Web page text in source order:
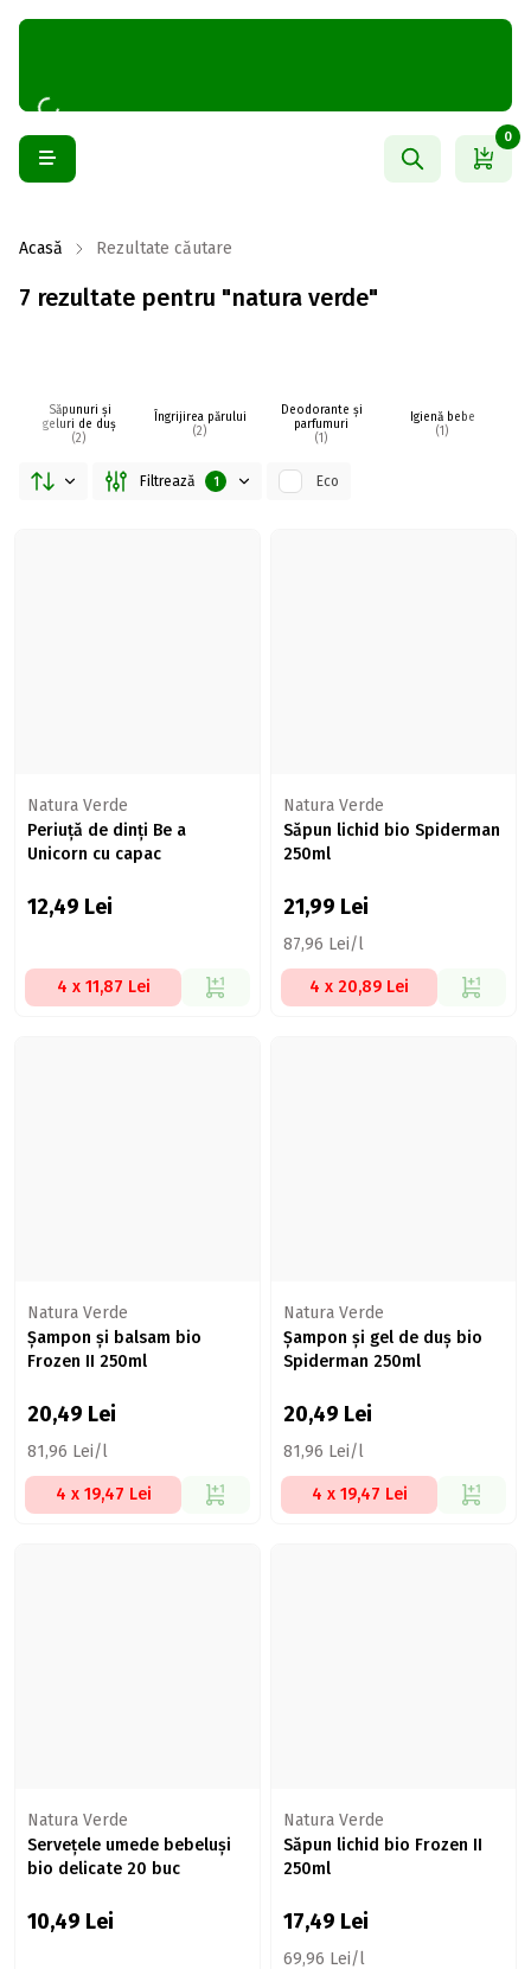
0
Acasă Rezultate căutare
7 rezultate pentru "natura verde"
Săpunuri și
geluri de duș
(2)
Îngrijirea părului
(2)
Deodorante și
parfumuri
(1)
Igienă bebe
(1)
Filtrează 1 Eco
Natura Verde
Periuță de dinți Be a
Unicorn cu capac
12,49 Lei
4 x 11,87 Lei
Natura Verde
Săpun lichid bio Spiderman
250ml
21,99 Lei
87,96 Lei/l
4 x 20,89 Lei
Natura Verde
Șampon și balsam bio
Frozen II 250ml
20,49 Lei
81,96 Lei/l
4 x 19,47 Lei
Natura Verde
Șampon și gel de duș bio
Spiderman 250ml
20,49 Lei
81,96 Lei/l
4 x 19,47 Lei
Natura Verde
Servețele umede bebeluși
bio delicate 20 buc
10,49 Lei
Natura Verde
Săpun lichid bio Frozen II
250ml
17,49 Lei
69,96 Lei/l